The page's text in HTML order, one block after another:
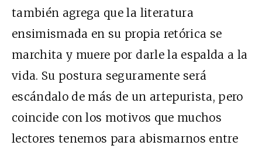
también agrega que la literatura
ensimismada en su propia retórica se
marchita y muere por darle la espalda a la
vida. Su postura seguramente será
escándalo de más de un artepurista, pero
coincide con los motivos que muchos
lectores tenemos para abismarnos entre